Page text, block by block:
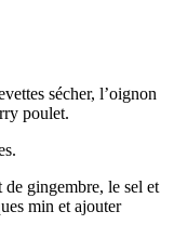
sécher, l’oignon
poulet.
gingembre, le sel et
min et ajouter